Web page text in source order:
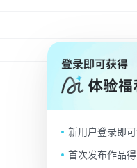
画卷。
叶小倩美工
新用户登录即
首次发布作品